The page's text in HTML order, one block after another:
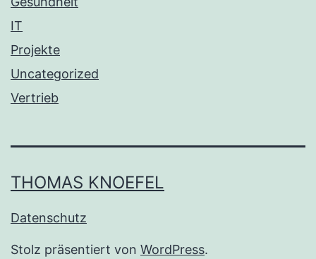
IT
Projekte
Uncategorized
Vertrieb
THOMAS KNOEFEL
Datenschutz
Stolz präsentiert von WordPress.